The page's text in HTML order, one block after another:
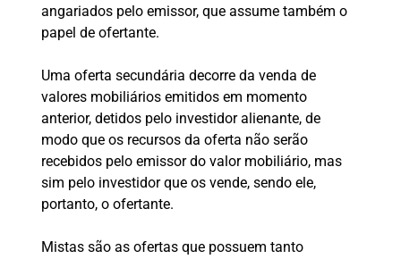
angariados pelo emissor, que assume também o
papel de ofertante.
Uma oferta secundária decorre da venda de
valores mobiliários emitidos em momento
anterior, detidos pelo investidor alienante, de
modo que os recursos da oferta não serão
recebidos pelo emissor do valor mobiliário, mas
sim pelo investidor que os vende, sendo ele,
portanto, o ofertante.
Mistas são as ofertas que possuem tanto